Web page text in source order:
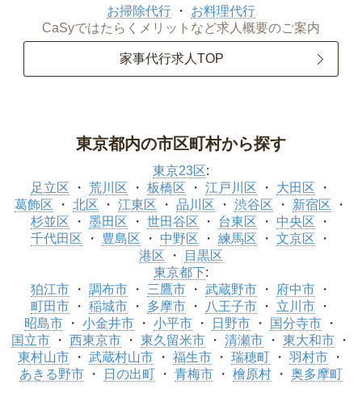
お掃除代行
お料理代行
CaSyではたらくメリットなど求人概要のご案内
家事代行求人TOP
東京都内の市区町村から探す
東京23区:
足立区
荒川区 板橋区 江戸川区
大田区
葛飾区
北区 江東区 品川区 渋谷区
新宿区
杉並区
墨田区 世田谷区 台東区
中央区
千代田区
豊島区 中野区 練馬区
文京区
港区
目黒区
東京都下:
狛江市
調布市 三鷹市 武蔵野市
府中市
町田市
稲城市 多摩市 八王子市
立川市
昭島市
小金井市 小平市 日野市
国分寺市
国立市
西東京市 東久留米市 清瀬市
東大和市
東村山市
武蔵村山市 福生市 瑞穂町
羽村市
あきる野市
日の出町 青梅市 檜原村 奥多摩町